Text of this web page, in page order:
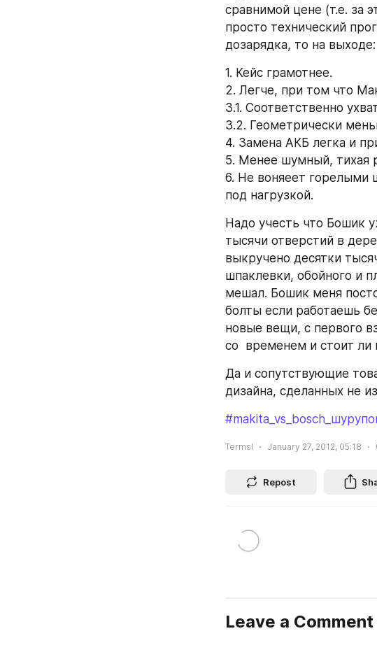
сравнимой цене (т.е. за
просто технический
дозарядка, то на выходе:
1. Кейс грамотнее.
2. Легче, при том что
3.1. Соответственно
3.2. Геометрически
4. Замена АКБ легка и
5. Менее шумный, тихая
6. Не воняеет горелыми
под нагрузкой.
Надо учесть что Бошик
тысячи отверстий в
выкручено десятки
шпаклевки, обойного и
мешал. Бошик меня
болты если работаешь
новые вещи, с первого
со  временем и стоит
Да и сопутствующие
дизайна, сделанных не
Termsl January 27, 2012, 05:18
Repost
Leave a Comment